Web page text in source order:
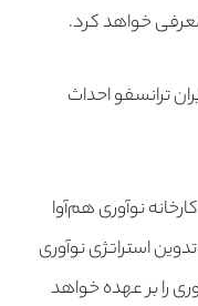
خواهد کرد.
ترانسفو احداث
نوآوری هم‌آوا
استراتژی نوآوری
را بر عهده خواهد